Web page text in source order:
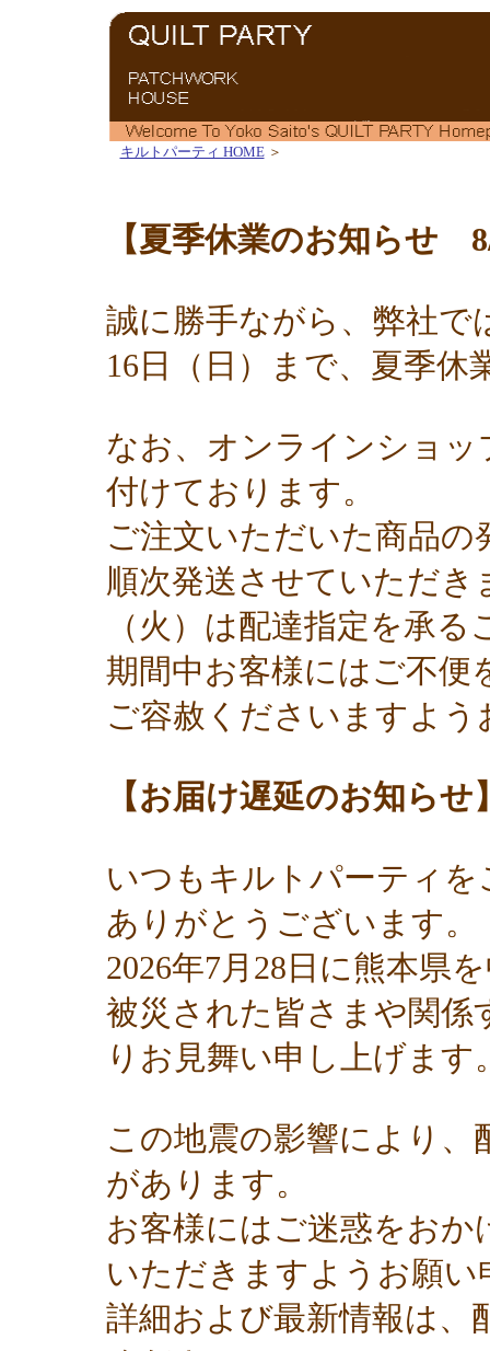
キルトパーティ HOME＞
【夏季休業のお知らせ
誠に勝手ながら、弊社で
16日（日）まで、夏季
なお、オンラインショ
付けております。
ご注文いただいた商品の
順次発送させていただき
（火）は配達指定を承
期間中お客様にはご不便
ご容赦くださいますよ
【お届け遅延のお知らせ
いつもキルトパーティ
ありがとうございます。
2026年7月28日に熊本県
被災された皆さまや関係
りお見舞い申し上げます
この地震の影響により
があります。
お客様にはご迷惑をお
いただきますようお願い
詳細および最新情報は、